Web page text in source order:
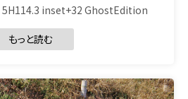
inset+32 GhostEdition
もっと読む